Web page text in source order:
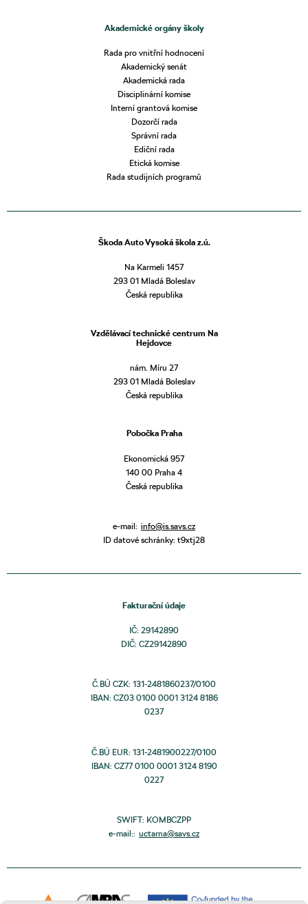
Akademické orgány školy
Rada pro vnitřní hodnocení
Akademický senát
Akademická rada
Disciplinární komise
Interní grantová komise
Dozorčí rada
Správní rada
Ediční rada
Etická komise
Rada studijních programů
Škoda Auto Vysoká škola z.ú.
Na Karmeli 1457
293 01 Mladá Boleslav
Česká republika
Vzdělávací technické centrum Na
Hejdovce
nám. Míru 27
293 01 Mladá Boleslav
Česká republika
Pobočka Praha
Ekonomická 957
140 00 Praha 4
Česká republika
e-mail: info@is.savs.cz
ID datové schránky: t9xtj28
Fakturační údaje
IČ: 29142890
DIČ: CZ29142890
Č.BÚ CZK: 131-2481860237/0100
IBAN: CZ03 0100 0001 3124 8186
0237
Č.BÚ EUR: 131-2481900227/0100
IBAN: CZ77 0100 0001 3124 8190
0227
SWIFT: KOMBCZPP
e-mail:: uctarna@savs.cz